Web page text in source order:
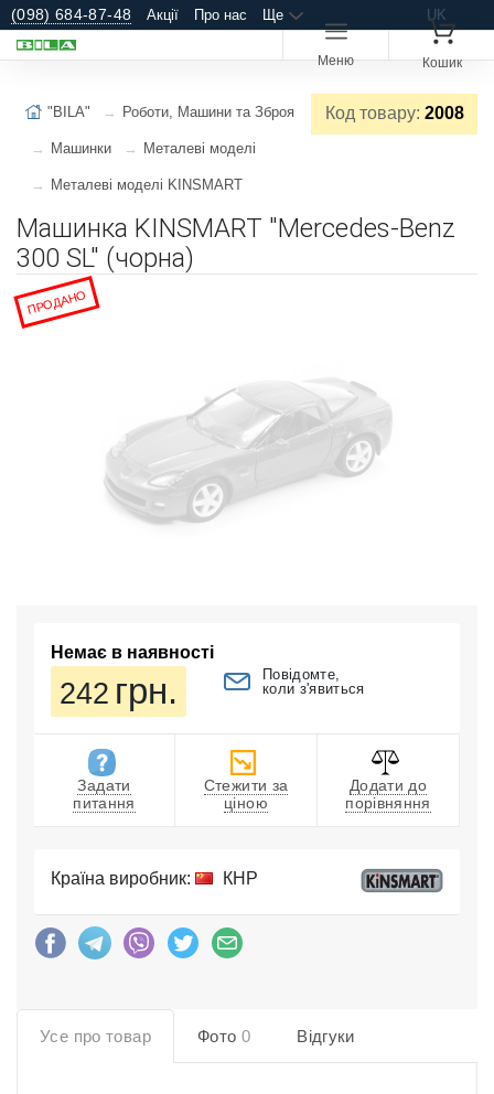
(098) 684-87-48 Акції Про нас Ще UK
Меню Кошик
Код товару: 2008
"BILA" Роботи, Машини та Зброя
Машинки Металеві моделі
Металеві моделі KINSMART
Машинка KINSMART "Mercedes-Benz
300 SL" (чорна)
ПРОДАНО
Немає в наявності
242 грн.
Повідомте,
коли з'явиться
Задати
питання
Стежити за
ціною
Додати до
порівняння
Країна виробник: КНР
Усе про товар Фото 0 Відгуки